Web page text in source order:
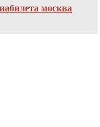
москва